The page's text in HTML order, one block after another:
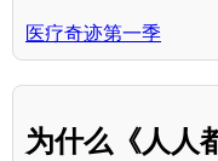
医疗奇迹第一季
为什么《人人